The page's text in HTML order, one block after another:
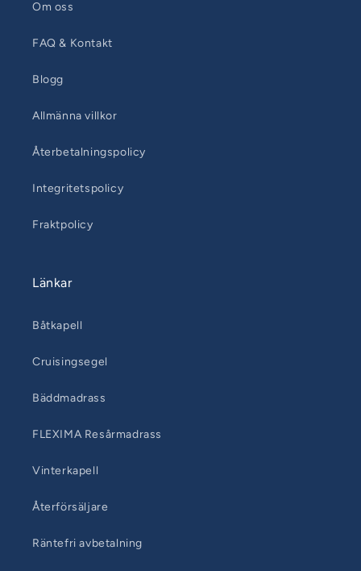
Om oss
FAQ & Kontakt
Blogg
Allmänna villkor
Återbetalningspolicy
Integritetspolicy
Fraktpolicy
Länkar
Båtkapell
Cruisingsegel
Bäddmadrass
FLEXIMA Resårmadrass
Vinterkapell
Återförsäljare
Räntefri avbetalning